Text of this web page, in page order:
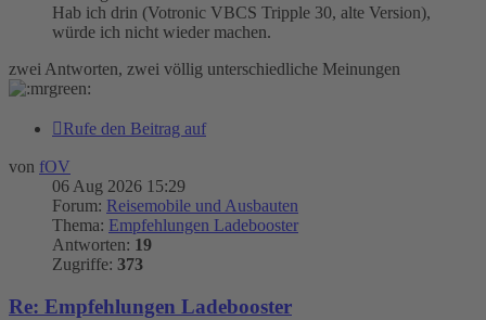
Hab ich drin (Votronic VBCS Tripple 30, alte Version),
würde ich nicht wieder machen.
zwei Antworten, zwei völlig unterschiedliche Meinungen
Rufe den Beitrag auf
von fOV
06 Aug 2026 15:29
Forum: Reisemobile und Ausbauten
Thema: Empfehlungen Ladebooster
Antworten: 19
Zugriffe: 373
Re: Empfehlungen Ladebooster